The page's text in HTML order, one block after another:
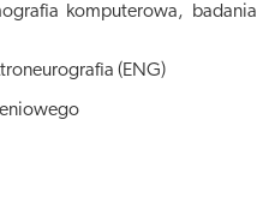
komputerowa, badania
(ENG)